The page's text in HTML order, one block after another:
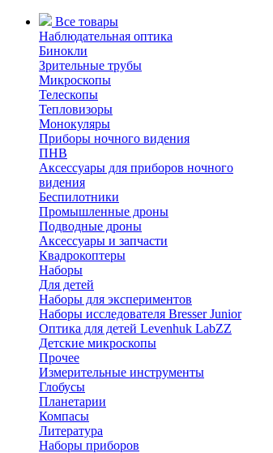
Все товары
Наблюдательная оптика
Бинокли
Зрительные трубы
Микроскопы
Телескопы
Тепловизоры
Монокуляры
Приборы ночного видения
ПНВ
Аксессуары для приборов ночного
видения
Беспилотники
Промышленные дроны
Подводные дроны
Аксессуары и запчасти
Квадрокоптеры
Наборы
Для детей
Наборы для экспериментов
Наборы исследователя Bresser Junior
Оптика для детей Levenhuk LabZZ
Детские микроскопы
Прочее
Измерительные инструменты
Глобусы
Планетарии
Компасы
Литература
Наборы приборов